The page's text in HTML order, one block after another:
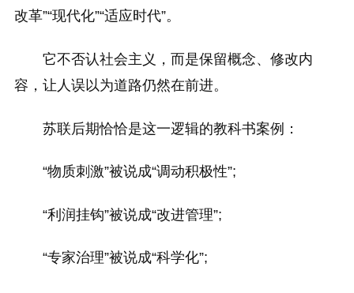
改革”“现代化”“适应时代”。
它不否认社会主义，而是保留概念、修改内
容，让人误以为道路仍然在前进。
苏联后期恰恰是这一逻辑的教科书案例：
“物质刺激”被说成“调动积极性”;
“利润挂钩”被说成“改进管理”;
“专家治理”被说成“科学化”;